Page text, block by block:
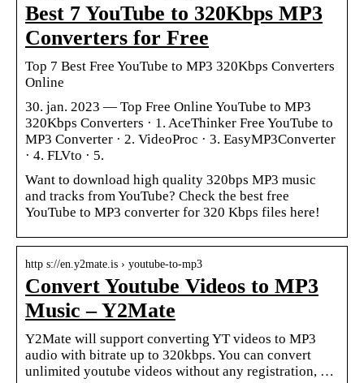
Best 7 YouTube to 320Kbps MP3
Converters for Free
Top 7 Best Free YouTube to MP3 320Kbps Converters
Online
30. jan. 2023 — Top Free Online YouTube to MP3
320Kbps Converters · 1. AceThinker Free YouTube to
MP3 Converter · 2. VideoProc · 3. EasyMP3Converter
· 4. FLVto · 5.
Want to download high quality 320bps MP3 music
and tracks from YouTube? Check the best free
YouTube to MP3 converter for 320 Kbps files here!
http s://en.y2mate.is › youtube-to-mp3
Convert Youtube Videos to MP3
Music – Y2Mate
Y2Mate will support converting YT videos to MP3
audio with bitrate up to 320kbps. You can convert
unlimited youtube videos without any registration, …